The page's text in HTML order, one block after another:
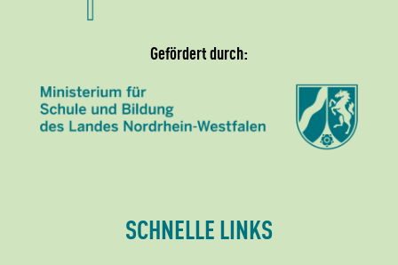
Gefördert durch:
SCHNELLE LINKS